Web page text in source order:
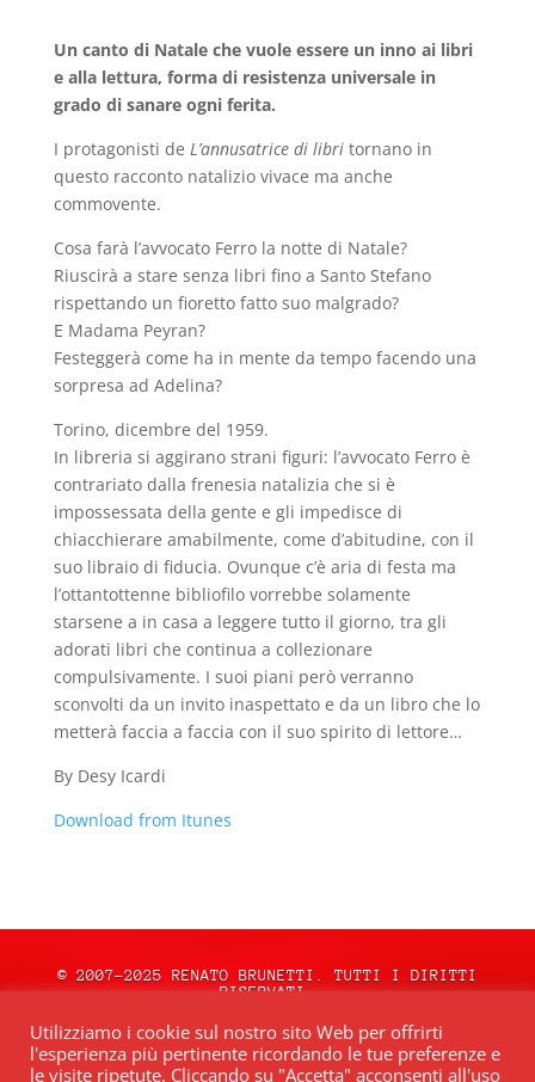
Un canto di Natale che vuole essere un inno ai libri
e alla lettura, forma di resistenza universale in
grado di sanare ogni ferita.
I protagonisti de L’annusatrice di libritornano in
questo racconto natalizio vivace ma anche
commovente.
Cosa farà l’avvocato Ferro la notte di Natale?
Riuscirà a stare senza libri fino a Santo Stefano
rispettando un fioretto fatto suo malgrado?
E Madama Peyran?
Festeggerà come ha in mente da tempo facendo una
sorpresa ad Adelina?
Torino, dicembre del 1959.
In libreria si aggirano strani figuri: l’avvocato Ferro è
contrariato dalla frenesia natalizia che si è
impossessata della gente e gli impedisce di
chiacchierare amabilmente, come d’abitudine, con il
suo libraio di fiducia. Ovunque c’è aria di festa ma
l’ottantottenne bibliofilo vorrebbe solamente
starsene a in casa a leggere tutto il giorno, tra gli
adorati libri che continua a collezionare
compulsivamente. I suoi piani però verranno
sconvolti da un invito inaspettato e da un libro che lo
metterà faccia a faccia con il suo spirito di lettore…
By Desy Icardi
Download from Itunes
© 2007-2025 RENATO BRUNETTI. TUTTI I DIRITTI
RISERVATI.
natale.oceweb.it è ospitato da:
OCEWeb
Network| POWERED BY BRWeb.it |
PRIVACY
POLICY
Utilizziamo i cookie sul nostro sito Web per offrirti
l'esperienza più pertinente ricordando le tue preferenze e
le visite ripetute. Cliccando su "Accetta" acconsenti all'uso